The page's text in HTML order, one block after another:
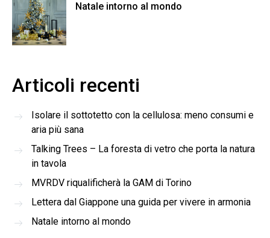
Natale intorno al mondo
Articoli recenti
Isolare il sottotetto con la cellulosa: meno consumi e
aria più sana
Talking Trees – La foresta di vetro che porta la natura
in tavola
MVRDV riqualificherà la GAM di Torino
Lettera dal Giappone una guida per vivere in armonia
Natale intorno al mondo